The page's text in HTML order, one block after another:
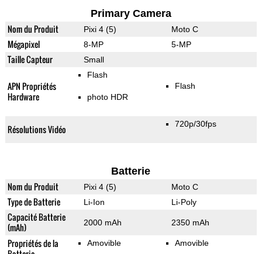
Primary Camera
Nom du Produit Pixi 4 (5) Moto C
Mégapixel 8-MP 5-MP
Taille Capteur Small
APN Propriétés
Hardware
Flash
photo HDR
Flash
Résolutions Vidéo 720p/30fps
Batterie
Nom du Produit Pixi 4 (5) Moto C
Type de Batterie Li-Ion Li-Poly
Capacité Batterie
(mAh)
2000 mAh 2350 mAh
Propriétés de la
Amovible Amovible